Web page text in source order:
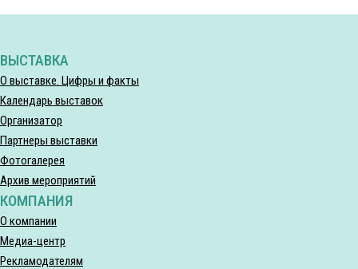
ВЫСТАВКА
О выставке. Цифры и факты
Календарь выставок
Организатор
Партнеры выставки
Фотогалерея
Архив мероприятий
КОМПАНИЯ
О компании
Медиа-центр
Рекламодателям